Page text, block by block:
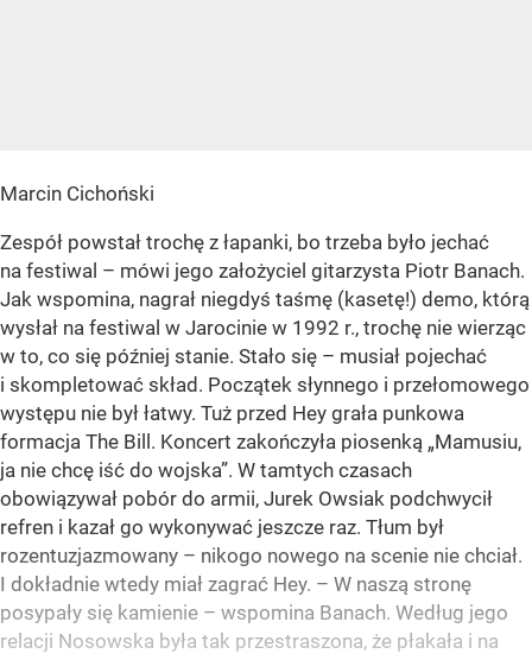
Marcin Cichoński
Zespół powstał trochę z łapanki, bo trzeba było jechać
na festiwal – mówi jego założyciel gitarzysta Piotr Banach.
Jak wspomina, nagrał niegdyś taśmę (kasetę!) demo, którą
wysłał na festiwal w Jarocinie w 1992 r., trochę nie wierząc
w to, co się później stanie. Stało się – musiał pojechać
i skompletować skład. Początek słynnego i przełomowego
występu nie był łatwy. Tuż przed Hey grała punkowa
formacja The Bill. Koncert zakończyła piosenką „Mamusiu,
ja nie chcę iść do wojska”. W tamtych czasach
obowiązywał pobór do armii, Jurek Owsiak podchwycił
refren i kazał go wykonywać jeszcze raz. Tłum był
rozentuzjazmowany – nikogo nowego na scenie nie chciał.
I dokładnie wtedy miał zagrać Hey. – W naszą stronę
posypały się kamienie – wspomina Banach. Według jego
relacji Nosowska była tak przestraszona, że płakała i na